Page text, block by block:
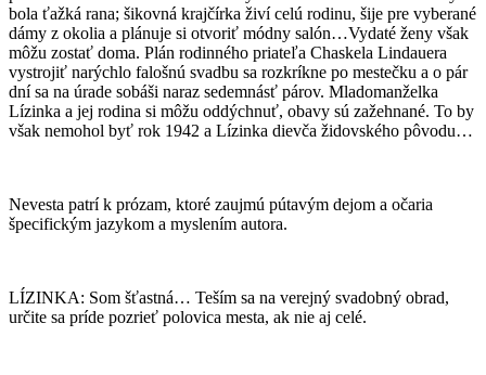
bola ťažká rana; šikovná krajčírka živí celú rodinu, šije pre vyberané
dámy z okolia a plánuje si otvoriť módny salón…Vydaté ženy však
môžu zostať doma. Plán rodinného priateľa Chaskela Lindauera
vystrojiť narýchlo falošnú svadbu sa rozkríkne po mestečku a o pár
dní sa na úrade sobáši naraz sedemnásť párov. Mladomanželka
Lízinka a jej rodina si môžu oddýchnuť, obavy sú zažehnané. To by
však nemohol byť rok 1942 a Lízinka dievča židovského pôvodu…
Nevesta patrí k prózam, ktoré zaujmú pútavým dejom a očaria
špecifickým jazykom a myslením autora.
LÍZINKA: Som šťastná… Teším sa na verejný svadobný obrad,
určite sa príde pozrieť polovica mesta, ak nie aj celé.